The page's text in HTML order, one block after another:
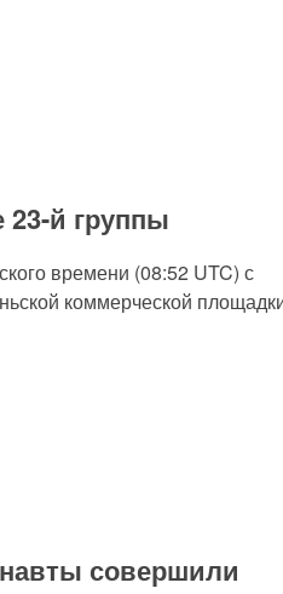
й группы
времени (08:52 UTC) с
коммерческой
совершили